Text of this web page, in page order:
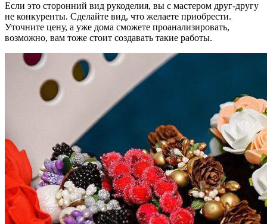
Если это сторонний вид рукоделия, вы с мастером друг-другу
не конкуренты. Сделайте вид, что желаете приобрести.
Уточните цену, а уже дома сможете проанализировать,
возможно, вам тоже стоит создавать такие работы.